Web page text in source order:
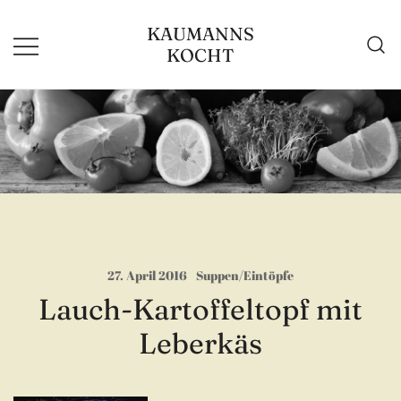
Inhalt
springen
KAUMANNS
KOCHT
27. April 2016 Suppen/Eintöpfe
Lauch-Kartoffeltopf mit
Leberkäs